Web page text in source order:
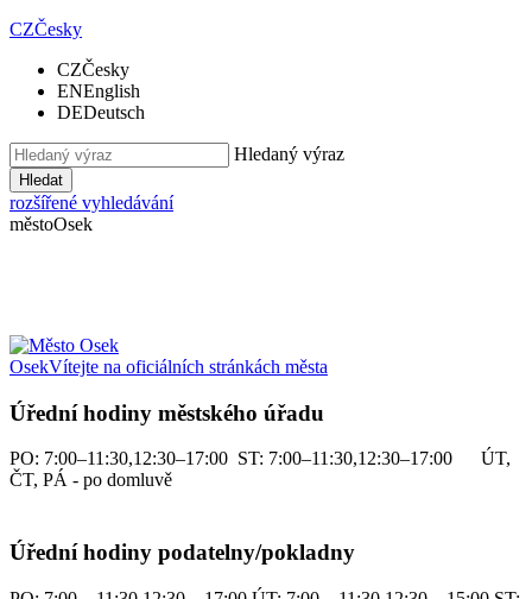
CZČesky
CZČesky
ENEnglish
DEDeutsch
Hledaný výraz
Hledat
rozšířené vyhledávání
městoOsek
OsekVítejte na oficiálních stránkách města
Úřední hodiny městského úřadu
PO: 7:00–11:30,12:30–17:00 ST: 7:00–11:30,12:30–17:00 ÚT,
ČT, PÁ - po domluvě
Úřední hodiny podatelny/pokladny